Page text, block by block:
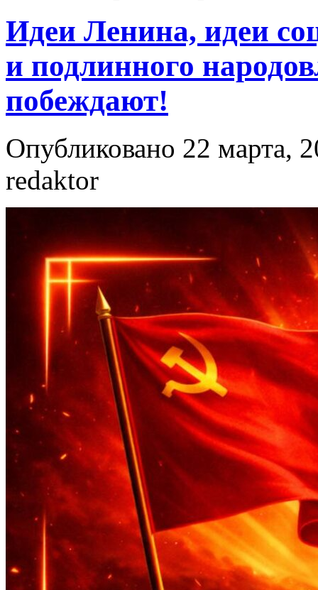
Идеи Ленина, идеи
и подлинного
побеждают!
Опубликовано 22 марта,
redaktor